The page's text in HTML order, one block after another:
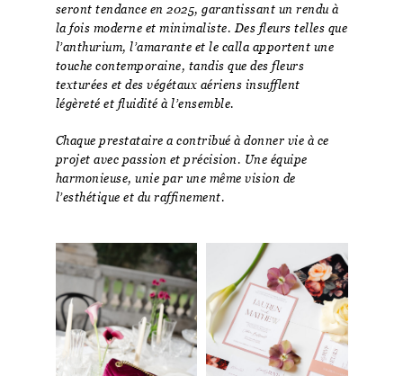
seront tendance en 2025, garantissant un rendu à
la fois moderne et minimaliste. Des fleurs telles que
l’anthurium, l’amarante et le calla apportent une
touche contemporaine, tandis que des fleurs
texturées et des végétaux aériens insufflent
légèreté et fluidité à l’ensemble.
Chaque prestataire a contribué à donner vie à ce
projet avec passion et précision. Une équipe
harmonieuse, unie par une même vision de
l’esthétique et du raffinement.